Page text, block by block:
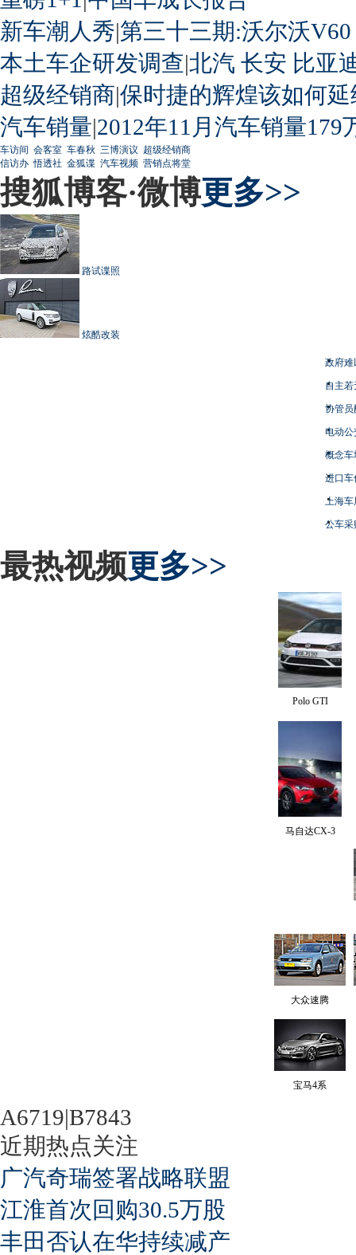
新车潮人秀|第三十三期:沃尔沃
本土车企研发调查|北汽 长安 比亚
超级经销商|保时捷的辉煌该如何延
汽车销量|2012年11月汽车销量179
车访间 会客室 车春秋 三博演议 超级经销商
信访办 悟透社 金狐谍 汽车视频 营销点将堂
搜狐博客·微博更多>>
路试谍照
炫酷改装
政府难
自主
协管员
电动
概念车
进口车
上海
公车采
最热视频更多>>
Polo GTI
马自达CX-3
大众速腾
宝马4系
A6719|B7843
近期热点关注
广汽奇瑞签署战略联盟
江淮首次回购30.5万股
丰田否认在华持续减产